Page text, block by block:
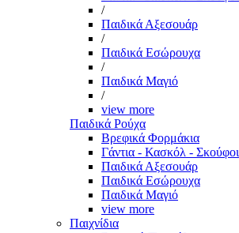
/
Παιδικά Αξεσουάρ
/
Παιδικά Εσώρουχα
/
Παιδικά Μαγιό
/
view more
Παιδικά Ρούχα
Βρεφικά Φορμάκια
Γάντια - Κασκόλ - Σκούφοι
Παιδικά Αξεσουάρ
Παιδικά Εσώρουχα
Παιδικά Μαγιό
view more
Παιχνίδια